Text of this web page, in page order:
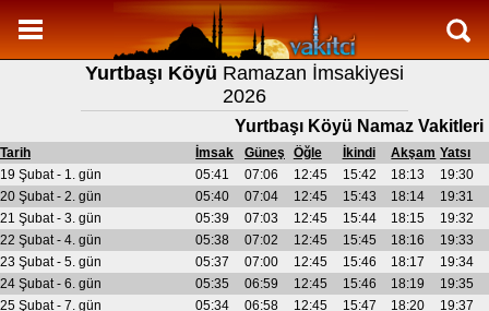
Namaz Vakitleri
Yurtbaşı Köyü Aylık Namaz Vakitleri
Yurtbaşı Köyü Ramazan imsakiyesi
Namaz Nasıl Kılınır?
Bilgi
İletişim
Yurtbaşı Köyü Ramazan İmsakiyesi
2026
Yurtbaşı Köyü Namaz Vakitleri
Tarih İmsak Güneş Öğle İkindi Akşam Yatsı
19 Şubat - 1. gün
05:41 07:06 12:45 15:42 18:13
19:30
20 Şubat - 2. gün
05:40 07:04 12:45 15:43 18:14
19:31
21 Şubat - 3. gün
05:39 07:03 12:45 15:44 18:15
19:32
22 Şubat - 4. gün
05:38 07:02 12:45 15:45 18:16
19:33
23 Şubat - 5. gün
05:37 07:00 12:45 15:46 18:17
19:34
24 Şubat - 6. gün
05:35 06:59 12:45 15:46 18:19
19:35
25 Şubat - 7. gün
05:34 06:58 12:45 15:47 18:20
19:37